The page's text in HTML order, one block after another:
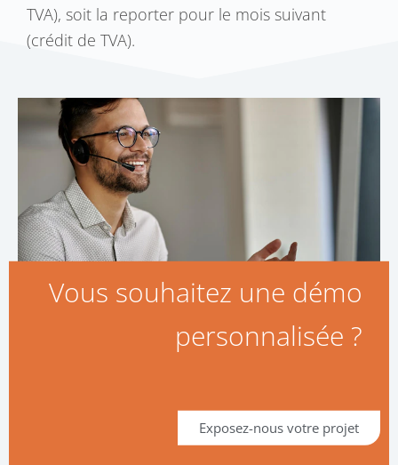
TVA), soit la reporter pour le mois suivant
(crédit de TVA).
Vous souhaitez une démo
personnalisée ?
Exposez-nous votre projet